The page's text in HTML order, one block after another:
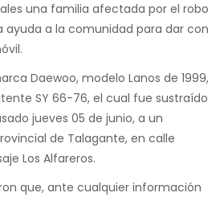
una familia afectada por el robo
ayuda a la comunidad para dar con
Daewoo, modelo Lanos de 1999,
SY 66-76, el cual fue sustraído
jueves 05 de junio, a un
de Talagante, en calle
Los Alfareros.
que, ante cualquier información